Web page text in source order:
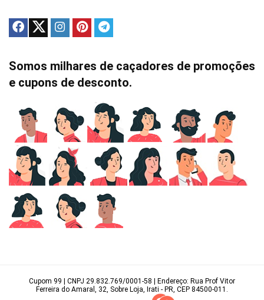
Somos milhares de caçadores de promoções
e cupons de desconto.
Cupom 99 | CNPJ 29.832.769/0001-58 | Endereço: Rua Prof Vitor
Ferreira do Amaral, 32, Sobre Loja, Irati - PR, CEP 84500-011.